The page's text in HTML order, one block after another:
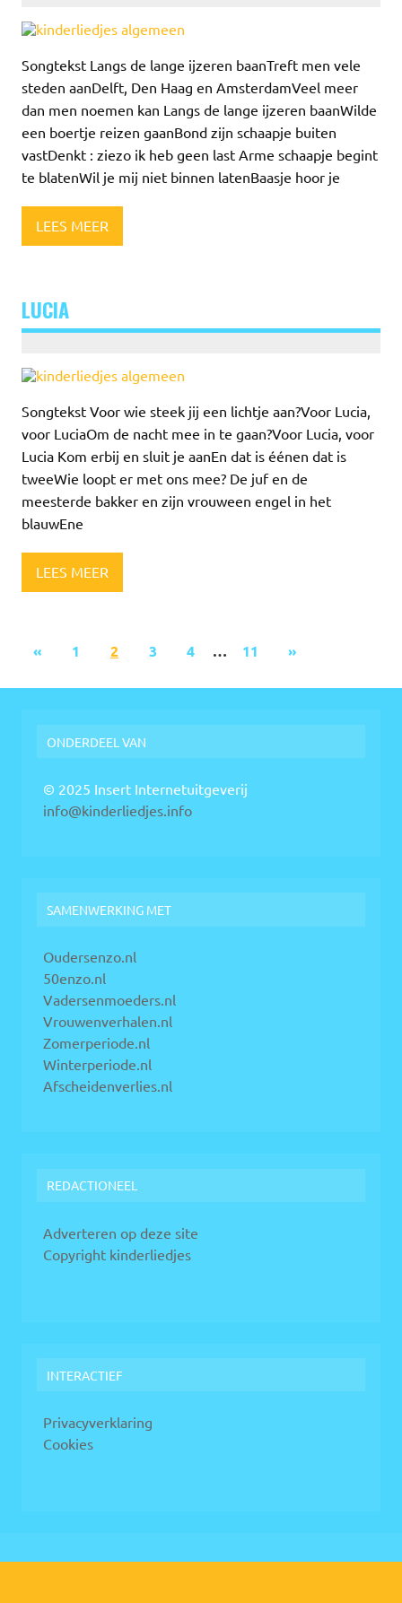
Songtekst Langs de lange ijzeren baanTreft men vele
steden aanDelft, Den Haag en AmsterdamVeel meer
dan men noemen kan Langs de lange ijzeren baanWilde
een boertje reizen gaanBond zijn schaapje buiten
vastDenkt : ziezo ik heb geen last Arme schaapje begint
te blatenWil je mij niet binnen latenBaasje hoor je
LEES MEER
LUCIA
Songtekst Voor wie steek jij een lichtje aan?Voor Lucia,
voor LuciaOm de nacht mee in te gaan?Voor Lucia, voor
Lucia Kom erbij en sluit je aanEn dat is éénen dat is
tweeWie loopt er met ons mee? De juf en de
meesterde bakker en zijn vrouween engel in het
blauwEne
LEES MEER
« 1 2 3 4 … 11 »
ONDERDEEL VAN
© 2025 Insert Internetuitgeverij
info@kinderliedjes.info
SAMENWERKING MET
Oudersenzo.nl
50enzo.nl
Vadersenmoeders.nl
Vrouwenverhalen.nl
Zomerperiode.nl
Winterperiode.nl
Afscheidenverlies.nl
REDACTIONEEL
Adverteren op deze site
Copyright kinderliedjes
INTERACTIEF
Privacyverklaring
Cookies